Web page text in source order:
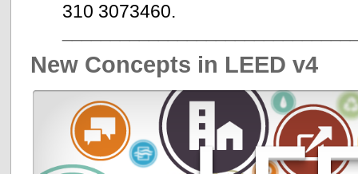
310 3073460.
New Concepts in LEED v4